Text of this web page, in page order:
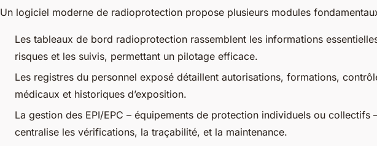
Un logiciel moderne de radioprotection propose plusieurs modules
Les tableaux de bord radioprotection rassemblent les informations
risques et les suivis, permettant un pilotage efficace.
Les registres du personnel exposé détaillent autorisations, formations,
médicaux et historiques d’exposition.
La gestion des EPI/EPC – équipements de protection individuels ou collectifs
centralise les vérifications, la traçabilité, et la maintenance.